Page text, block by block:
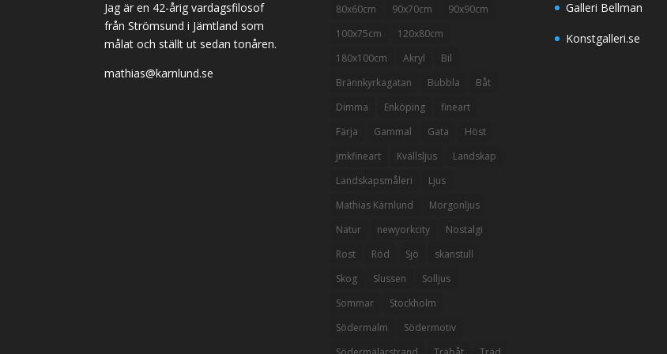
Jag är en 42-årig vardagsfilosof
från Strömsund i Jämtland som
målat och ställt ut sedan tonåren.
mathias@karnlund.se
80x60cm 90x70cm
90x90cm
100x75cm
120x80cm
180x100cm
Akryl
Bil
Brännkyrkagatan
Bubbla
Båt
Dimma
Enköping
fineart
Färja
Gammal Gata
Höst
jmkfineart
Kvällsljus
Landskap
Landskapsmåleri
Ljus
Mathias Kärnlund
Morgonljus
Natur
newyorkcity
Nostalgi
Rost
Röd Sjö
skanstull
Skog
Slussen
Solljus
Sommar
Stockholm
Södermalm
Södermotiv
Galleri Bellman
Konstgalleri.se